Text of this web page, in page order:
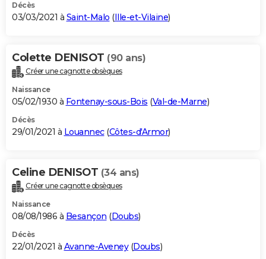
Décès
03/03/2021 à Saint-Malo (Ille-et-Vilaine)
Colette DENISOT (90 ans)
Créer une cagnotte obsèques
Naissance
05/02/1930 à Fontenay-sous-Bois (Val-de-Marne)
Décès
29/01/2021 à Louannec(Côtes-d'Armor)
Celine DENISOT (34 ans)
Créer une cagnotte obsèques
Naissance
08/08/1986 à Besançon (Doubs)
Décès
22/01/2021 à Avanne-Aveney(Doubs)